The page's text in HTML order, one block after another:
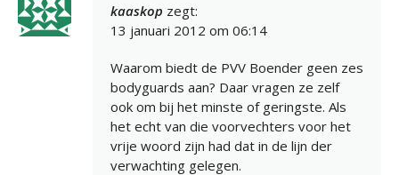
kaaskop zegt:
13 januari 2012 om 06:14
Waarom biedt de PVV Boender geen zes
bodyguards aan? Daar vragen ze zelf
ook om bij het minste of geringste. Als
het echt van die voorvechters voor het
vrije woord zijn had dat in de lijn der
verwachting gelegen.